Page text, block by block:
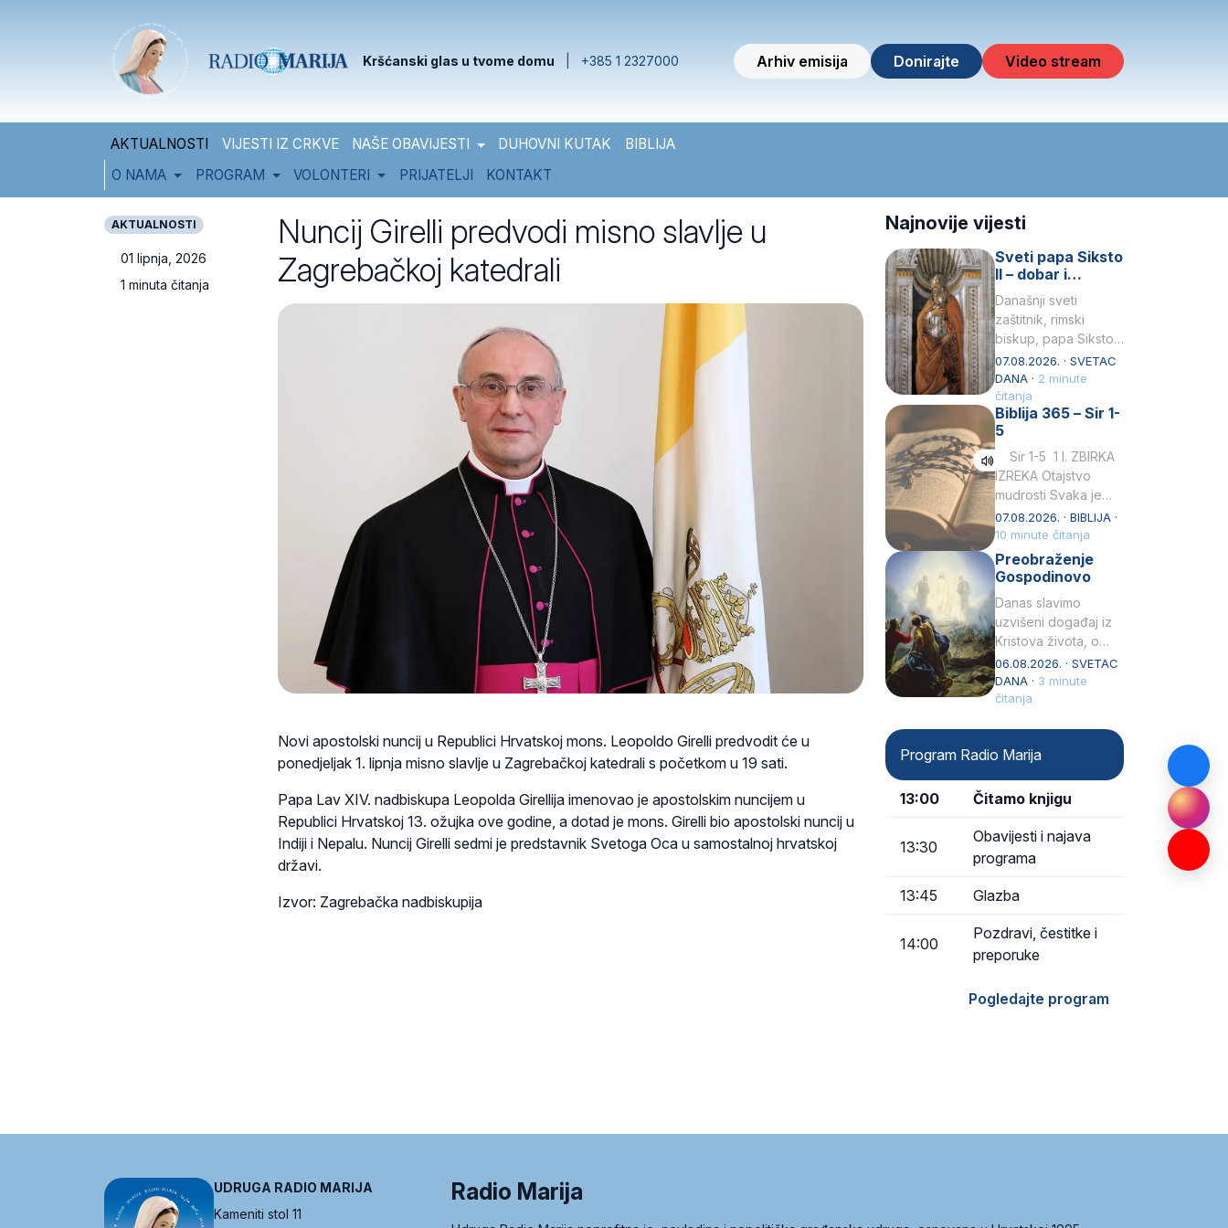
Kršćanski glas u tvome domu +385 1 2327000 Arhiv emisija Donirajte Video stream
AKTUALNOSTI VIJESTI IZ CRKVE NAŠE OBAVIJESTI DUHOVNI KUTAK
BIBLIJA
O NAMA
PROGRAM VOLONTERI PRIJATELJI KONTAKT
AKTUALNOSTI
01 lipnja, 2026
1 minuta čitanja
Nuncij Girelli predvodi misno slavlje u
Zagrebačkoj katedrali
Novi apostolski nuncij u Republici Hrvatskoj mons. Leopoldo Girelli predvodit će u
ponedjeljak 1. lipnja misno slavlje u Zagrebačkoj katedrali s početkom u 19 sati.
Papa Lav XIV. nadbiskupa Leopolda Girellija imenovao je apostolskim nuncijem u
Republici Hrvatskoj 13. ožujka ove godine, a dotad je mons. Girelli bio apostolski nuncij u
Indiji i Nepalu. Nuncij Girelli sedmi je predstavnik Svetoga Oca u samostalnoj hrvatskoj
državi.
Izvor: Zagrebačka nadbiskupija
Najnovije vijesti
Sveti papa Siksto
II – dobar i
miroljubiv pastir
Današnji sveti
zaštitnik, rimski
biskup, papa Siksto
(Sixtus) II, prema
knjizi Liber
Pontificalis bio je
rođenjem Grk.
Obnovio je odnose s
afričkim…
07.08.2026. · SVETAC
DANA · 2 minute
čitanja
Biblija 365 – Sir 1-
5
Sir 1-5 1 I. ZBIRKA
IZREKA Otajstvo
mudrosti Svaka je
mudrost od Gospoda
i s njime je dovijeka.2
Tko će…
07.08.2026. · BIBLIJA ·
10 minute čitanja
Preobraženje
Gospodinovo
Danas slavimo
uzvišeni događaj iz
Kristova života, o
kojem nas izvješćuju
evanđelisti Matej,
Marko i Luka te sveti
06.08.2026. · SVETAC
DANA · 3 minute
čitanja
Program Radio Marija
13:00 Čitamo knjigu
13:30
Obavijesti i najava
programa
13:45 Glazba
14:00
Pozdravi, čestitke i
preporuke
Pogledajte program
UDRUGA RADIO MARIJA
Kameniti stol 11
Radio Marija